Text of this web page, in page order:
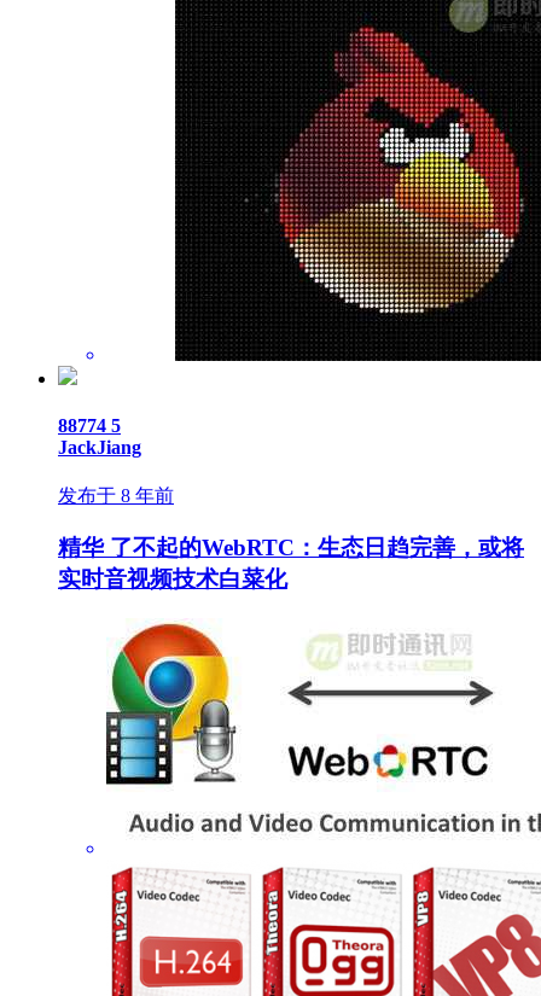
88774 5
JackJiang
发布于 8 年前
精华 了不起的WebRTC：生态日趋完善，或将
实时音视频技术白菜化